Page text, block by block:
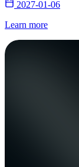
2027-01-06
Learn more